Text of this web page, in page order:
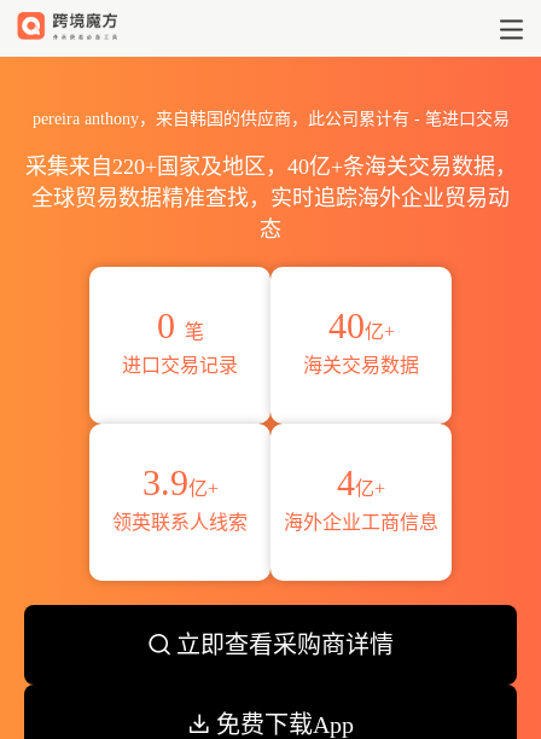
pereira anthony，来自韩国的供应商，此公司累计有 -笔进口交易
采集来自220+国家及地区，40亿+条海关交易数据，
全球贸易数据精准查找，实时追踪海外企业贸易动
态
0 笔
进口交易记录
40亿+
海关交易数据
3.9亿+
领英联系人线索
4亿+
海外企业工商信息
立即查看采购商详情
免费下载App